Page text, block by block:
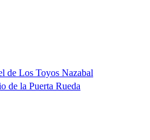
de Los Toyos Nazabal
de la Puerta Rueda